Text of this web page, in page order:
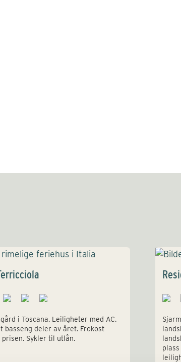
i Toscana. Leiligheter med AC.
basseng deler av året. Frokost
Sykler til utlån.